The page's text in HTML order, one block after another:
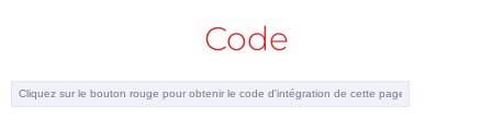
Code